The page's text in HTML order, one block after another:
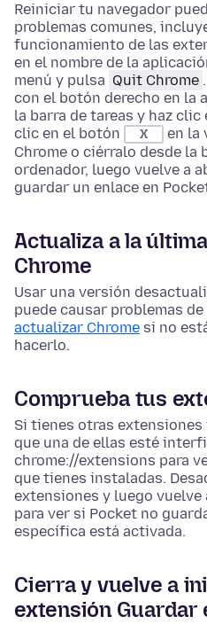
Reiniciar tu navegador
problemas comunes,
funcionamiento de las
en el nombre de la
menú y pulsa Quit Chrome
con el botón derecho en la
la barra de tareas y haz clic
clic en el botón
X
en la
Chrome o ciérralo desde la
ordenador, luego vuelve a
guardar un enlace en
Actualiza a la
Chrome
Usar una versión
puede causar problemas
actualizar Chrome si no
hacerlo.
Comprueba tus
Si tienes otras
que una de ellas esté
chrome://extensions para
que tienes instaladas.
extensiones y luego
para ver si Pocket no
específica está activada.
Cierra y vuelve a
extensión Guardar